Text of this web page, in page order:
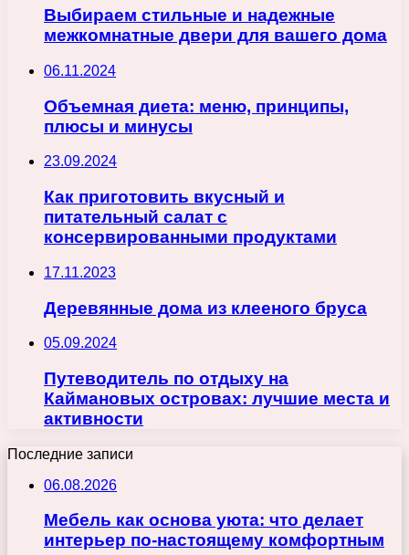
Выбираем стильные и надежные
межкомнатные двери для вашего дома
06.11.2024
Объемная диета: меню, принципы,
плюсы и минусы
23.09.2024
Как приготовить вкусный и
питательный салат с
консервированными продуктами
17.11.2023
Деревянные дома из клееного бруса
05.09.2024
Путеводитель по отдыху на
Каймановых островах: лучшие места и
активности
Последние записи
06.08.2026
Мебель как основа уюта: что делает
интерьер по-настоящему комфортным